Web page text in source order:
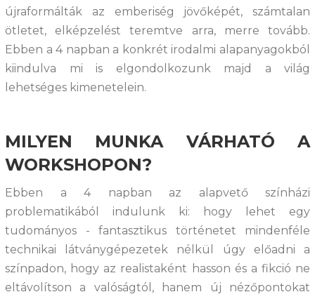
újraformálták az emberiség jövőképét, számtalan
ötletet, elképzelést teremtve arra, merre tovább.
Ebben a 4 napban a konkrét irodalmi alapanyagokból
kiindulva mi is elgondolkozunk majd a világ
lehetséges kimenetelein.
MILYEN MUNKA VÁRHATÓ A
WORKSHOPON?
Ebben a 4 napban az alapvető színházi
problematikából indulunk ki: hogy lehet egy
tudományos - fantasztikus történetet mindenféle
technikai látványgépezetek nélkül úgy előadni a
színpadon, hogy az realistaként hasson és a fikció ne
eltávolítson a valóságtól, hanem új nézőpontokat